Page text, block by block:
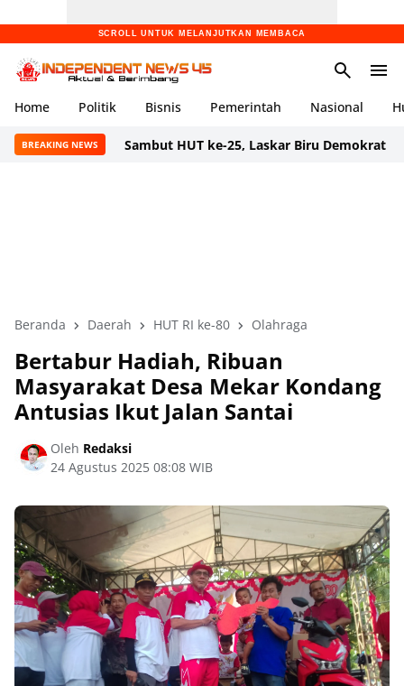
SCROLL UNTUK MELANJUTKAN MEMBACA
Home Politik Bisnis Pemerintah Nasional
BREAKING NEWS
Sambut HUT ke-25, Laskar Biru Demokrat Banten
Beranda Daerah HUT RI ke-80 Olahraga
Bertabur Hadiah, Ribuan
Masyarakat Desa Mekar Kondang
Antusias Ikut Jalan Santai
Oleh Redaksi
24 Agustus 2025 08:08 WIB